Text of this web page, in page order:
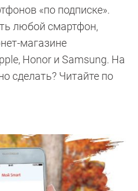
«по подписке».
любой смартфон,
магазине
Honor и Samsung. На
сделать? Читайте по